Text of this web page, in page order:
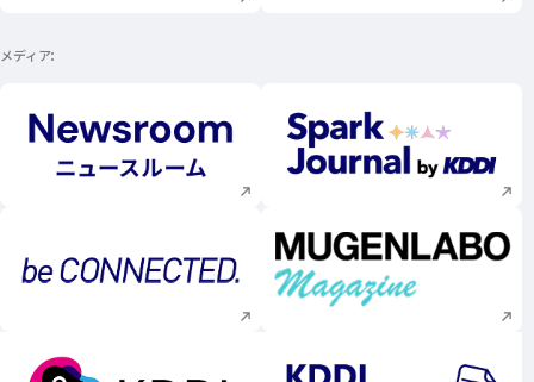
メディア
新規ウィンドウで開く 新規ウィンドウで
新規ウィンドウで開く 新規ウィンドウで